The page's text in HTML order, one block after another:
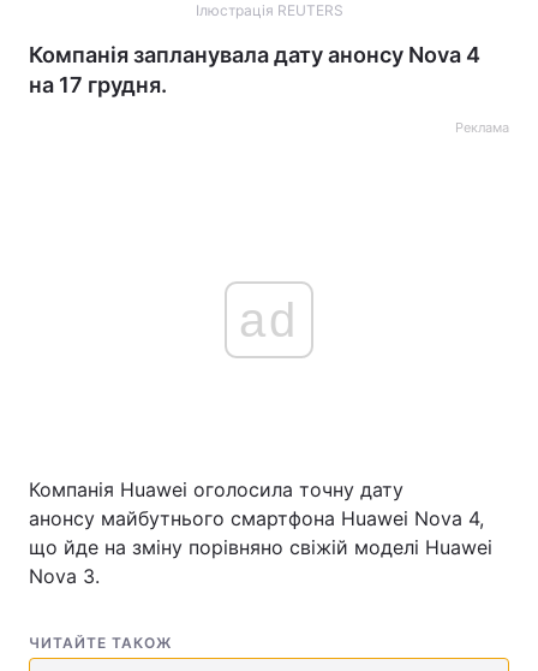
Ілюстрація REUTERS
Компанія запланувала дату анонсу Nova 4
на 17 грудня.
Реклама
ad
Компанія Huawei оголосила точну дату
анонсу майбутнього смартфона Huawei Nova 4,
що йде на зміну порівняно свіжій моделі Huawei
Nova 3.
ЧИТАЙТЕ ТАКОЖ